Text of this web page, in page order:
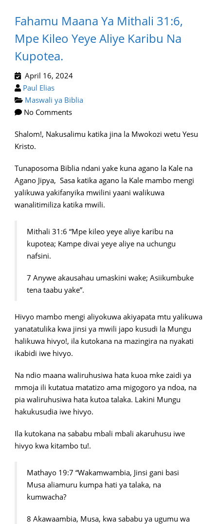
Fahamu Maana Ya Mithali 31:6,
Mpe Kileo Yeye Aliye Karibu Na
Kupotea.
April 16, 2024
Paul Elias
Maswali ya Biblia
No Comments
Shalom!, Nakusalimu katika jina la Mwokozi wetu Yesu
Kristo.
Tunaposoma Biblia ndani yake kuna agano la Kale na
Agano Jipya, Sasa katika agano la Kale mambo mengi
yalikuwa yakifanyika mwilini yaani walikuwa
wanalitimiliza katika mwili.
Mithali 31:6 “Mpe kileo yeye aliye karibu na
kupotea; Kampe divai yeye aliye na uchungu
nafsini.
7 Anywe akausahau umaskini wake; Asiikumbuke
tena taabu yake”.
Hivyo mambo mengi aliyokuwa akiyapata mtu yalikuwa
yanatatulika kwa jinsi ya mwili japo kusudi la Mungu
halikuwa hivyo!, ila kutokana na mazingira na nyakati
ikabidi iwe hivyo.
Na ndio maana waliruhusiwa hata kuoa mke zaidi ya
mmoja ili kutatua matatizo ama migogoro ya ndoa, na
pia waliruhusiwa hata kutoa talaka. Lakini Mungu
hakukusudia iwe hivyo.
Ila kutokana na sababu mbali mbali akaruhusu iwe
hivyo kwa kitambo tu!.
Mathayo 19:7 “Wakamwambia, Jinsi gani basi
Musa aliamuru kumpa hati ya talaka, na
kumwacha?
8 Akawaambia, Musa, kwa sababu ya ugumu wa